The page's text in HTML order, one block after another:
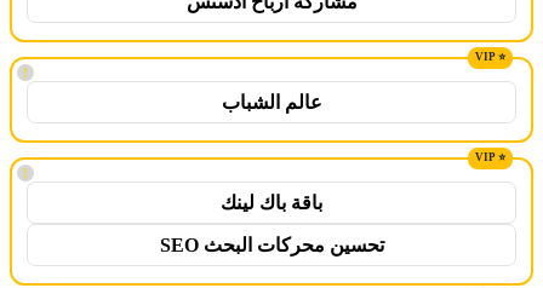
!
عالم الشباب
!
باقة باك لينك
تحسين محركات البحث SEO